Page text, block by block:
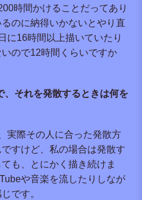
時間かけることだってあり
のに納得いかないとやり直
に16時間以上描いていたり
ので12時間くらいですか
、それを発散するときは何を
実際その人に合った発散方
すけど、私の場合は発散す
も、とにかく描き続けま
や音楽を流したりしなが
です。